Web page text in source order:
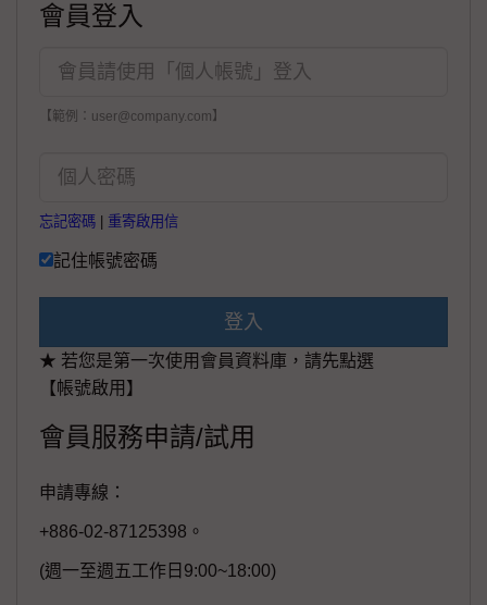
會員登入
【範例：user@company.com】
忘記密碼 重寄啟用信
記住帳號密碼
登入
★ 若您是第一次使用會員資料庫，請先點選
【帳號啟用】
會員服務申請/試用
申請專線：
+886-02-87125398。
(週一至週五工作日9:00~18:00)